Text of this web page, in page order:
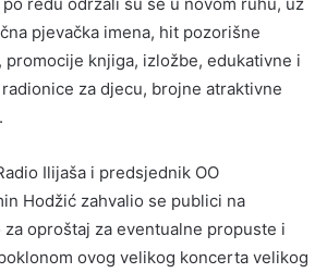
pjevačka imena, hit pozorišne
promocije knjiga, izložbe, edukativne i
za djecu, brojne atraktivne
Ilijaša i predsjednik OO
Hodžić zahvalio se publici na
oproštaj za eventualne propuste i
ovog velikog koncerta velikog